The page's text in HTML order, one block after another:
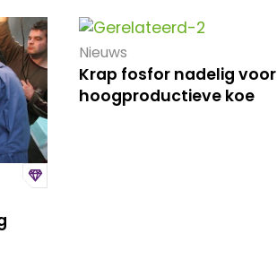
Nieuws
Krap fosfor nadelig voor
hoogproductieve koe